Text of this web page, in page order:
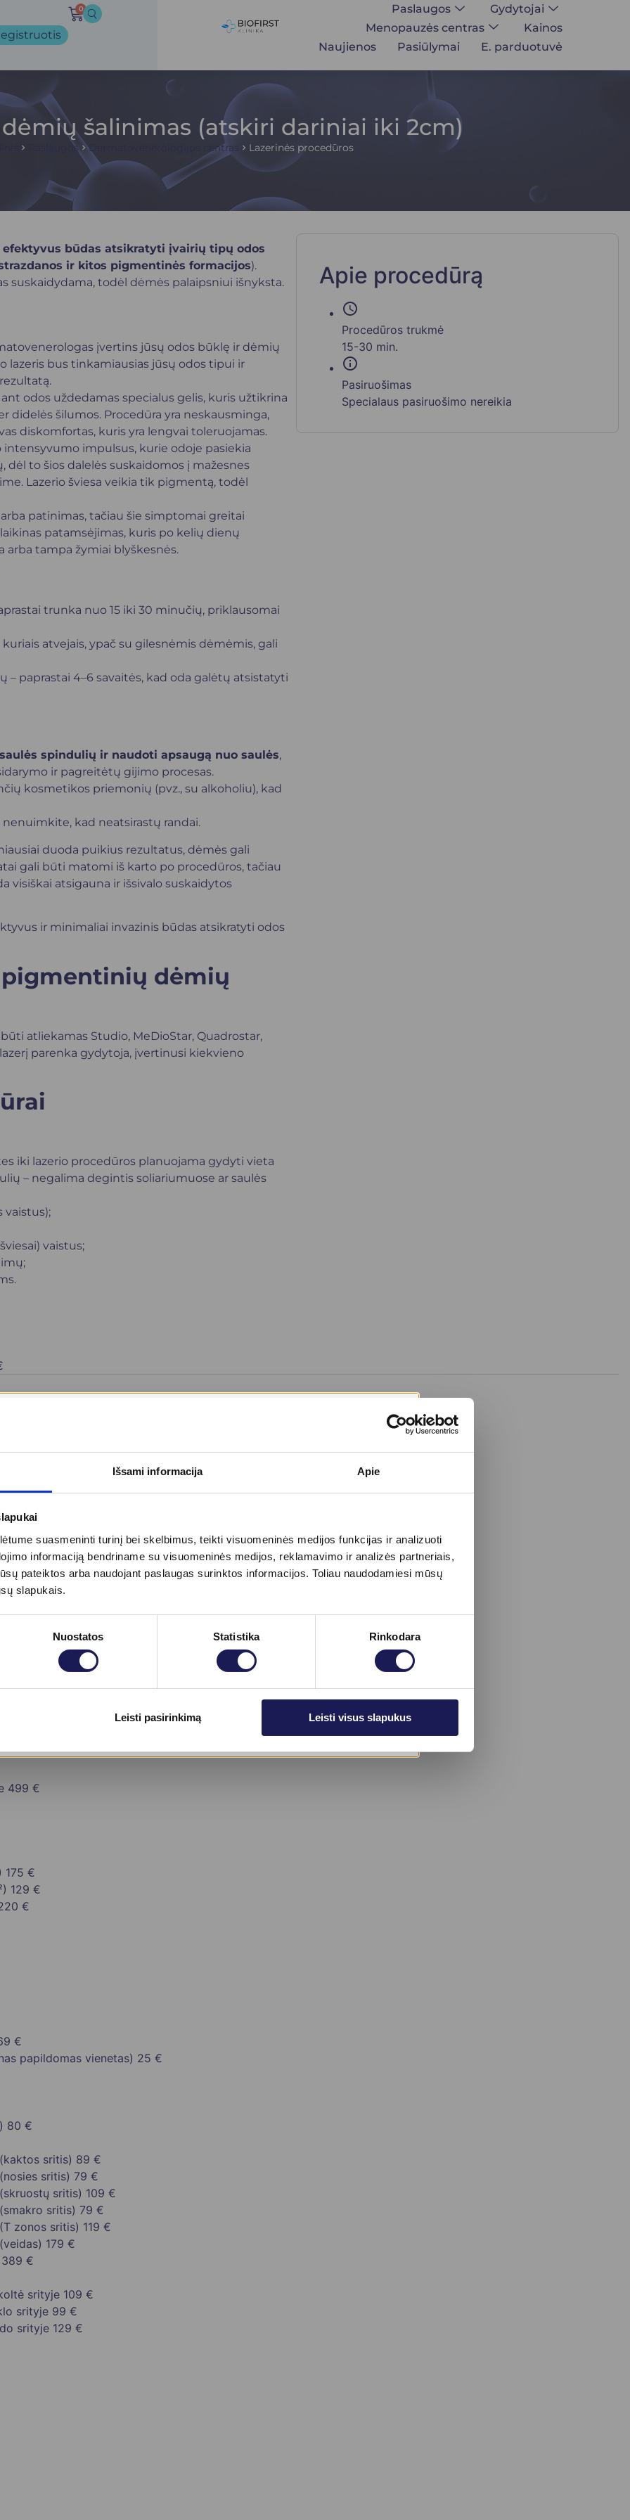
Išsami informacija Apie
suasmeninti turinį bei skelbimus, teikti visuomeninės medijos funkcijas ir analizuoti
informaciją bendriname su visuomeninės medijos, reklamavimo ir analizės partneriais,
pateiktos arba naudojant paslaugas surinktos informacijos. Toliau naudodamiesi mūsų
slapukais.
Nuostatos Statistika Rinkodara
Leisti pasirinkimą Leisti visus slapukus
0 Paslaugos
Gydytojai
Menopauzės centras
Kainos
Naujienos
Pasiūlymai E. parduotuvė
šalinimas (atskiri dariniai iki 2cm)
Paslaugos Dermatovenerologijos centras Lazerinės procedūros
efektyvus būdas atsikratyti įvairių tipų odos
ir kitos pigmentinės formacijos).
suskaidydama, todėl dėmės palaipsniui išnyksta.
įvertins jūsų odos būklę ir dėmių
bus tinkamiausias jūsų odos tipui ir
odos uždedamas specialus gelis, kuris užtikrina
didelės šilumos. Procedūra yra neskausminga,
diskomfortas, kuris yra lengvai toleruojamas.
intensyvumo impulsus, kurie odoje pasiekia
to šios dalelės suskaidomos į mažesnes
Lazerio šviesa veikia tik pigmentą, todėl
patinimas, tačiau šie simptomai greitai
patamsėjimas, kuris po kelių dienų
tampa žymiai blyškesnės.
trunka nuo 15 iki 30 minučių, priklausomai
atvejais, ypač su gilesnėmis dėmėmis, gali
paprastai 4–6 savaitės, kad oda galėtų atsistatyti
spindulių ir naudoti apsaugą nuo saulės,
ir pagreitėtų gijimo procesas.
kosmetikos priemonių (pvz., su alkoholiu), kad
kad neatsirastų randai.
duoda puikius rezultatus, dėmės gali
gali būti matomi iš karto po procedūros, tačiau
visiškai atsigauna ir išsivalo suskaidytos
ir minimaliai invazinis būdas atsikratyti odos
dėmių
atliekamas Studio, MeDioStar, Quadrostar,
parenka gydytoja, įvertinusi kiekvieno
iki lazerio procedūros planuojama gydyti vieta
– negalima degintis soliariumuose ar saulės
vaistus);
vaistus;
Apie procedūrą
schedule
Procedūros trukmė
15-30 min.
info
Pasiruošimas
Specialaus pasiruošimo nereikia
zonoje
(1 cm)
499 €
175 €
129 €
€
€
papildomas vienetas) 25 €
80 €
sritis) 89 €
sritis) 79 €
sritis) 109 €
sritis) 79 €
zonos sritis) 119 €
179 €
389 €
srityje 109 €
srityje 99 €
srityje 129 €